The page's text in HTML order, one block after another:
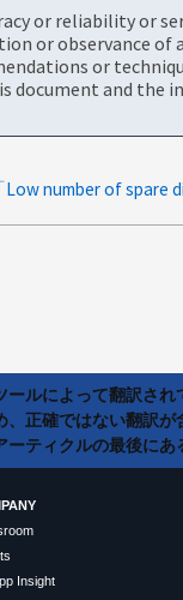
or reliability
or observance
or
and the
ルによって翻訳さ
正確ではない翻訳
ティクルの最後に
Insight